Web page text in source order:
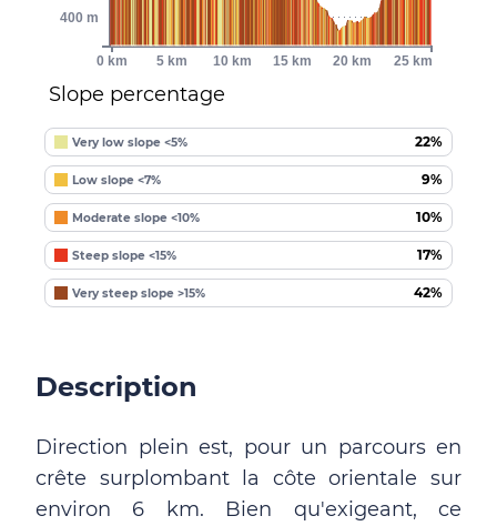
Slope percentage
Very low slope <5% 22%
Low slope <7% 9%
Moderate slope <10% 10%
Steep slope <15% 17%
Very steep slope >15% 42%
0 km 5 km 10 km 15 km 20 km 25 km
400 m
Description
Direction plein est, pour un parcours en
crête surplombant la côte orientale sur
environ 6 km. Bien qu'exigeant, ce